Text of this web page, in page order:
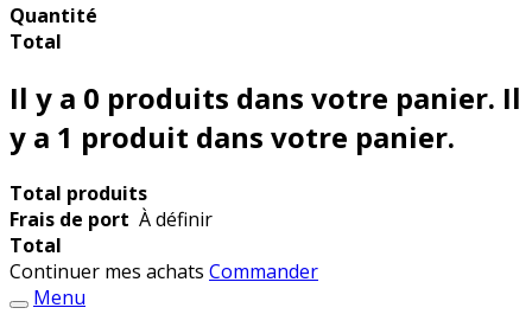
Quantité
Total
Il y a 0 produits dans votre panier. Il
y a 1 produit dans votre panier.
Total produits
Frais de port À définir
Total
Continuer mes achats Commander
Menu